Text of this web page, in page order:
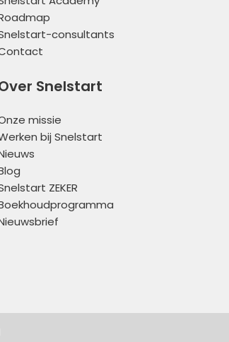
consultants
Snelstart
missie
bij Snelstart
ZEKER